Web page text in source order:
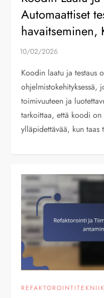
Automaattiset
havaitseminen,
Koodin laatu ja testaus
ohjelmistokehityksessä,
toimivuuteen ja
tarkoittaa, että koodi on
ylläpidettävää, kun taas